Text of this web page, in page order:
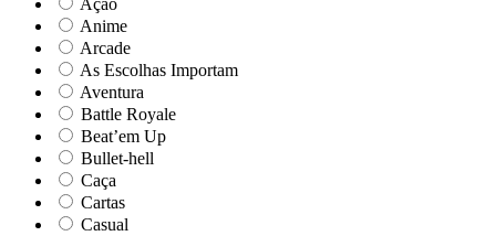
Ação
Anime
Arcade
As Escolhas Importam
Aventura
Battle Royale
Beat’em Up
Bullet-hell
Caça
Cartas
Casual